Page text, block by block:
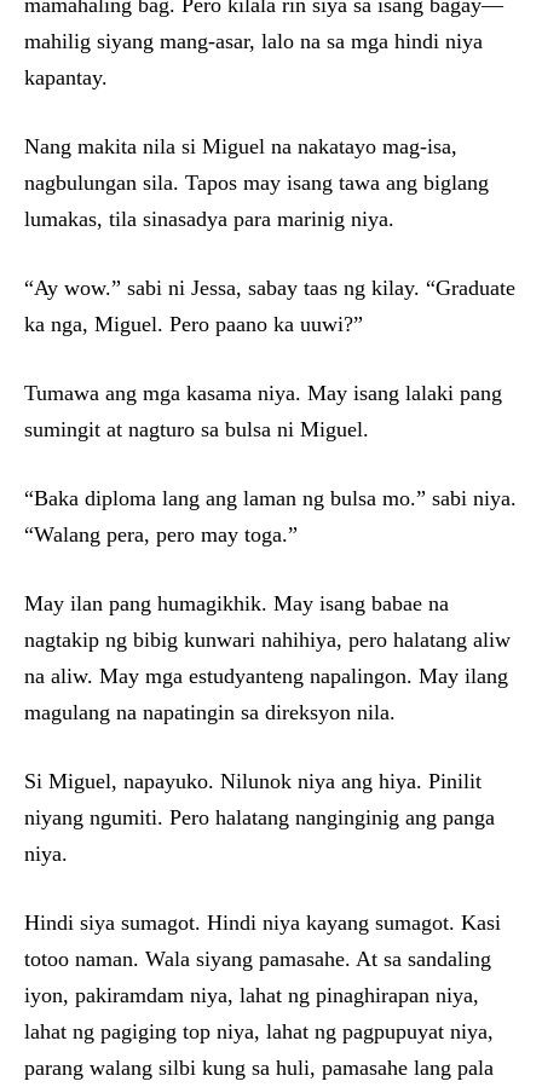
mamahaling bag. Pero kilala rin siya sa isang bagay—
mahilig siyang mang-asar, lalo na sa mga hindi niya
kapantay.
Nang makita nila si Miguel na nakatayo mag-isa,
nagbulungan sila. Tapos may isang tawa ang biglang
lumakas, tila sinasadya para marinig niya.
“Ay wow.” sabi ni Jessa, sabay taas ng kilay. “Graduate
ka nga, Miguel. Pero paano ka uuwi?”
Tumawa ang mga kasama niya. May isang lalaki pang
sumingit at nagturo sa bulsa ni Miguel.
“Baka diploma lang ang laman ng bulsa mo.” sabi niya.
“Walang pera, pero may toga.”
May ilan pang humagikhik. May isang babae na
nagtakip ng bibig kunwari nahihiya, pero halatang aliw
na aliw. May mga estudyanteng napalingon. May ilang
magulang na napatingin sa direksyon nila.
Si Miguel, napayuko. Nilunok niya ang hiya. Pinilit
niyang ngumiti. Pero halatang nanginginig ang panga
niya.
Hindi siya sumagot. Hindi niya kayang sumagot. Kasi
totoo naman. Wala siyang pamasahe. At sa sandaling
iyon, pakiramdam niya, lahat ng pinaghirapan niya,
lahat ng pagiging top niya, lahat ng pagpupuyat niya,
parang walang silbi kung sa huli, pamasahe lang pala